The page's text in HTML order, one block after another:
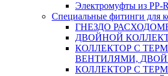
Электромуфты из PP-
Специальные фитинги для
ГНЕЗДО
ДВОЙНОЙ
КОЛЛЕКТОР С
ВЕНТИЛЯМИ,
КОЛЛЕКТОР С